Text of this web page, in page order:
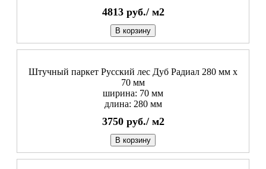
4813 руб./ м2
В корзину
Штучный паркет Русский лес Дуб Радиал 280 мм х
70 мм
ширина: 70 мм
длина: 280 мм
3750 руб./ м2
В корзину